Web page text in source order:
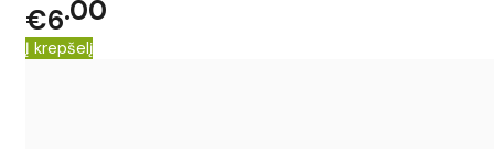
€6 00
Į krepšelį